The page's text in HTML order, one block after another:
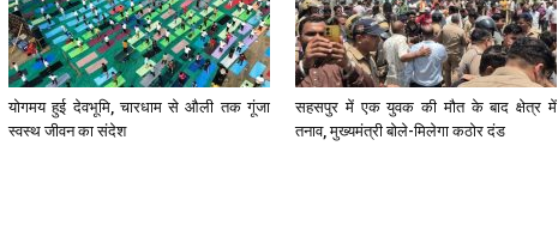
योगमय हुई देवभूमि, चारधाम से औली तक गूंजा
स्वस्थ जीवन का संदेश
सहसपुर में एक युवक की मौत के बाद क्षेत्र में
तनाव, मुख्यमंत्री बोले-मिलेगा कठोर दंड